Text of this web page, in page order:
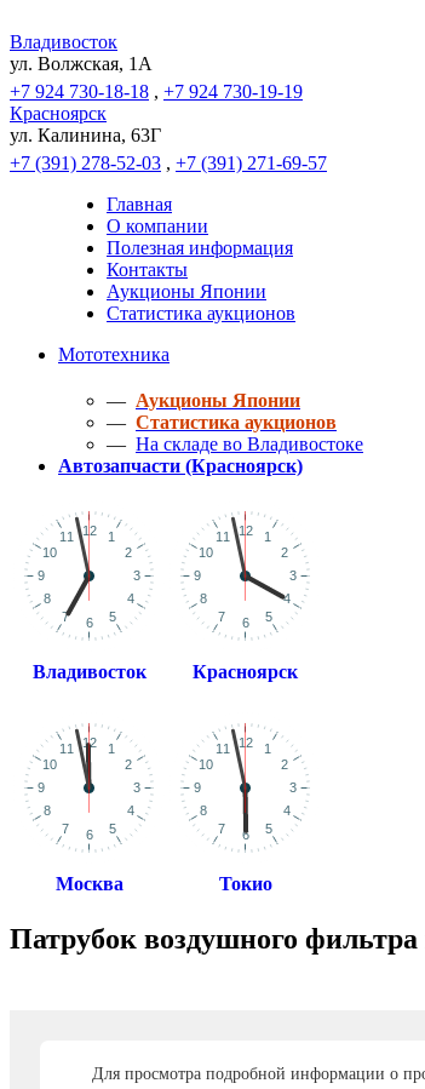
Владивосток
ул. Волжская, 1A
+7 924 730-18-18 , +7 924 730-19-19
Красноярск
ул. Калинина, 63Г
+7 (391) 278-52-03 , +7 (391) 271-69-57
Главная
О компании
Полезная информация
Контакты
Аукционы Японии
Статистика аукционов
Мототехника
— Аукционы Японии
— Статистика аукционов
— На складе во Владивостоке
Автозапчасти (Красноярск)
Владивосток Красноярск
Москва Токио
Патрубок воздушного
Для просмотра подробной информации о